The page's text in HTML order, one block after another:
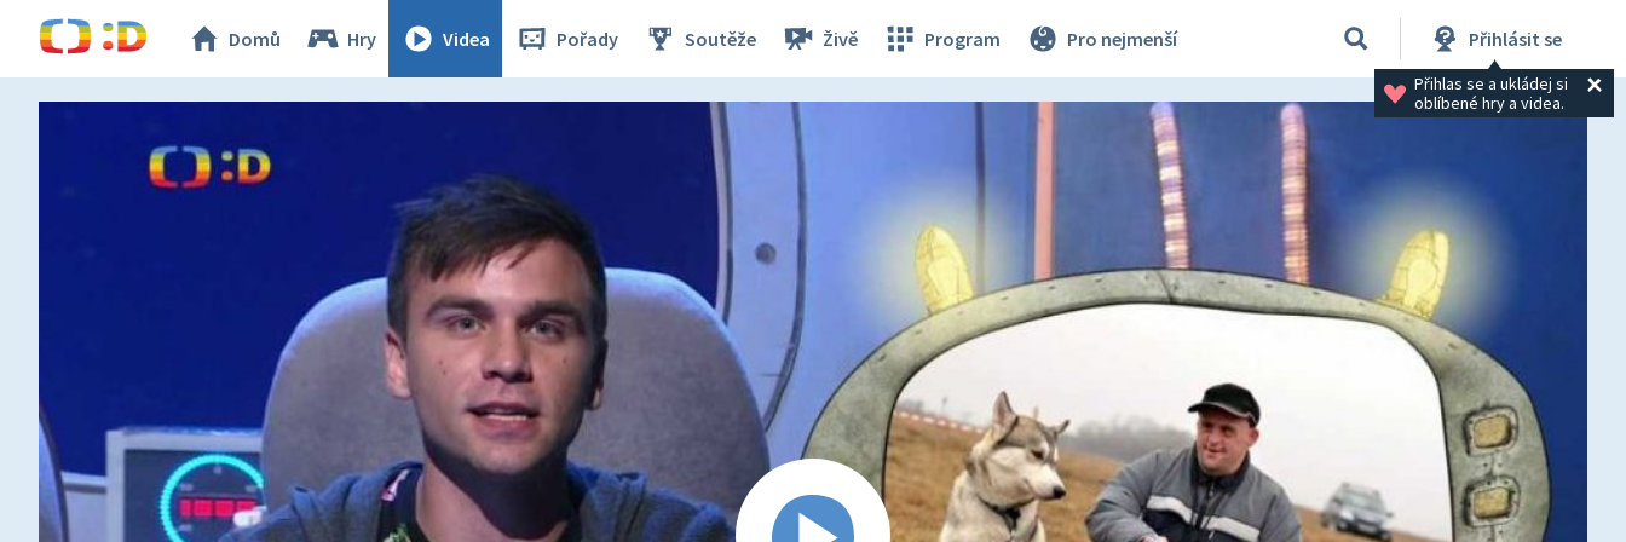
Domů Hry Videa Pořady Soutěže Živě Program Pro nejmenší Přihlásit se
Přihlas se a ukládej si
oblíbené hry a videa.